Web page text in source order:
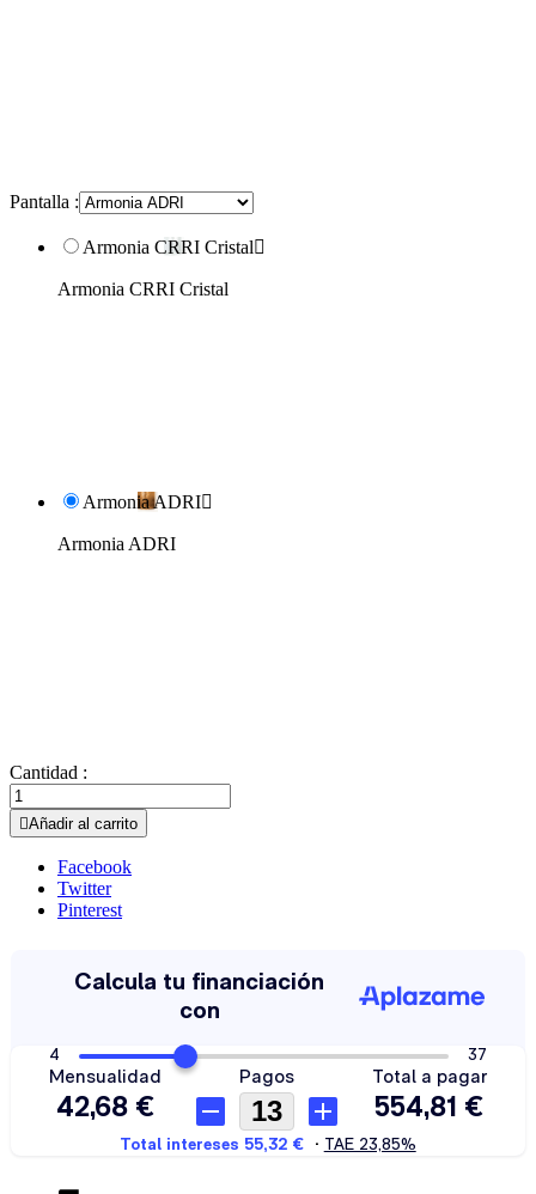
Pantalla :
Armonia CRRI Cristal
Armonia CRRI Cristal
Armonia ADRI
Armonia ADRI
Cantidad :
Añadir al carrito
Facebook
Twitter
Pinterest